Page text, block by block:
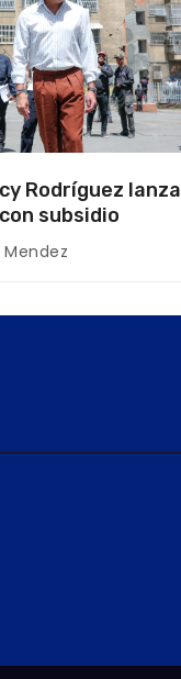
Rodríguez lanza
subsidio
con Juntas